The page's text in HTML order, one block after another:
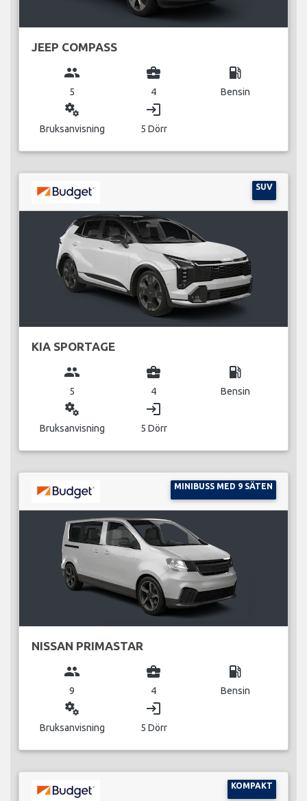
JEEP COMPASS
group
5
business_center
4
local_gas_station
Bensin
miscellaneous_services
Bruksanvisning
login
5 Dörr
SUV
KIA SPORTAGE
group
5
business_center
4
local_gas_station
Bensin
miscellaneous_services
Bruksanvisning
login
5 Dörr
MINIBUSS MED 9 SÄTEN
NISSAN PRIMASTAR
group
9
business_center
4
local_gas_station
Bensin
miscellaneous_services
Bruksanvisning
login
5 Dörr
KOMPAKT